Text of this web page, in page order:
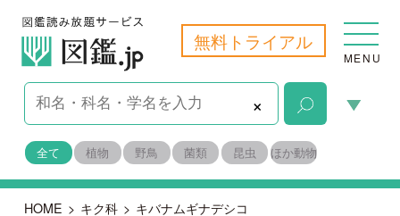
無料トライアル
MENU
×
全て 植物 野鳥 菌類 昆虫 ほか動物